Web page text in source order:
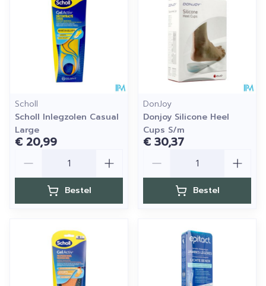
Scholl
Scholl Inlegzolen Casual
Large
€ 20,99
Bestel
DonJoy
Donjoy Silicone Heel
Cups S/m
€ 30,37
Bestel